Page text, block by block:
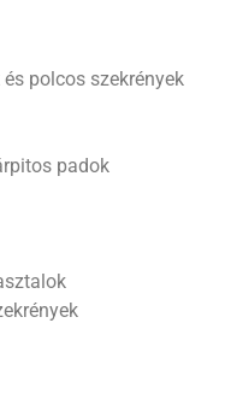
polcos szekrények
padok